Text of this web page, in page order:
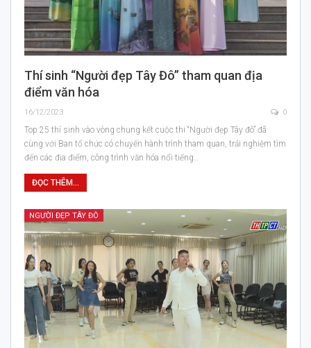
Thí sinh “Người đẹp Tây Đô” tham quan địa
điểm văn hóa
16/12/2023 0
Top 25 thí sinh vào vòng chung kết cuộc thi “Người đẹp Tây đô” đã
cùng với Ban tổ chức có chuyến hành trình tham quan, trải nghiệm tìm
đến các địa điểm, công trình văn hóa nổi tiếng…
ĐỌC THÊM...
NGƯỜI ĐẸP TÂY ĐÔ